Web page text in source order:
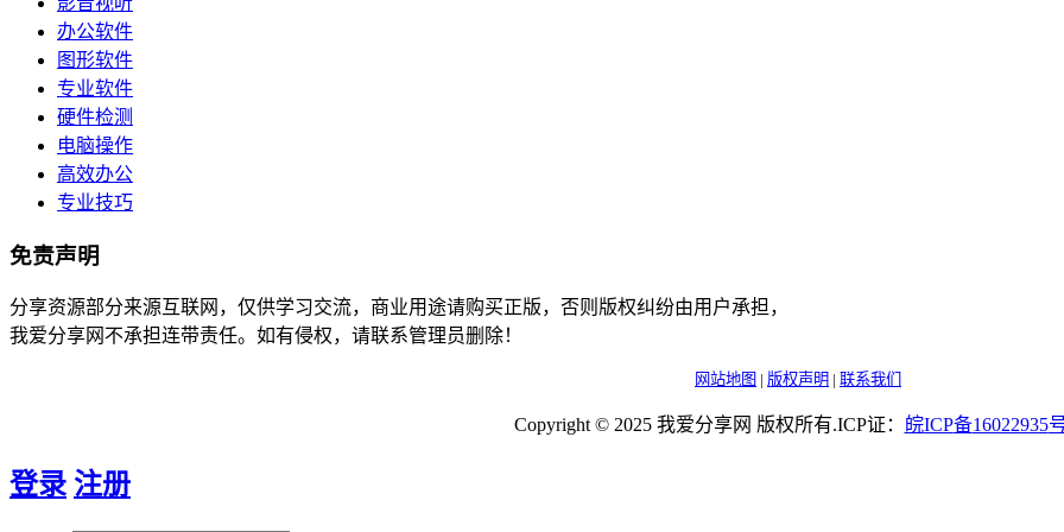
办公软件
图形软件
专业软件
硬件检测
电脑操作
高效办公
专业技巧
免责声明
分享资源部分来源互联网，仅供学习交流，商业用途请购买正版，否则版权纠纷由用户承担，
我爱分享网不承担连带责任。如有侵权，请联系管理员删除！
网站地图 | 版权声明 | 联系我们
Copyright © 2025 我爱分享网 版权所有.ICP证： 皖ICP备16022935
登录 注册